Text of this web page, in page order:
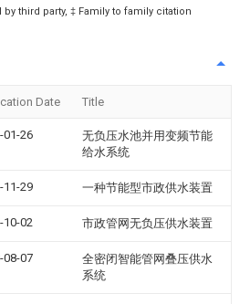
by third party, ‡ Family to family citation
Date Title
01-26
无负压水池并用变频节能
给水系统
11-29 一种节能型市政供水装置
10-02 市政管网无负压供水装置
08-07
全密闭智能管网叠压供水
系统